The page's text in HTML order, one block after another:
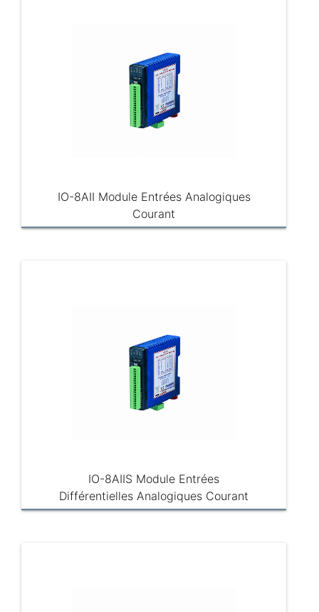
IO-8AII Module Entrées Analogiques
Courant
IO-8AIIS Module Entrées
Différentielles Analogiques Courant